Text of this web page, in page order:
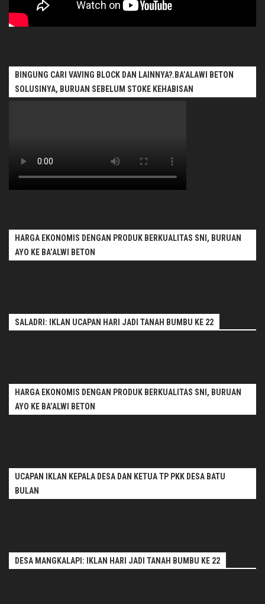
BINGUNG CARI VAVING BLOCK DAN LAINNYA?.BA’ALAWI BETON
SOLUSINYA, BURUAN SEBELUM STOKE KEHABISAN
HARGA EKONOMIS DENGAN PRODUK BERKUALITAS SNI, BURUAN
AYO KE BA’ALWI BETON
SALADRI: IKLAN UCAPAN HARI JADI TANAH BUMBU KE 22
HARGA EKONOMIS DENGAN PRODUK BERKUALITAS SNI, BURUAN
AYO KE BA’ALWI BETON
UCAPAN IKLAN KEPALA DESA DAN KETUA TP PKK DESA BATU
BULAN
DESA MANGKALAPI: IKLAN HARI JADI TANAH BUMBU KE 22